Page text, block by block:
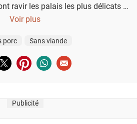
ravir les palais les plus délicats de
vos convives.
Voir plus
porc Sans viande
sur facebook
sur twitter
Partager sur pinterest
Partager sur whatsapp
Envoyer à un ami
Publicité